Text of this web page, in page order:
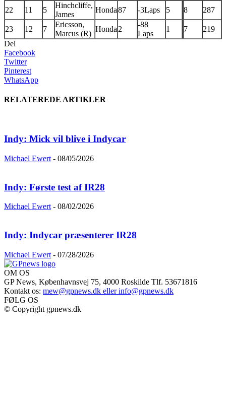
22 11 5
Hinchcliffe,
James
Honda87 -3Laps 5 8 287
23 12 7
Ericsson,
Marcus (R)
Honda 2
-88
Laps
1 7
219
Del
Facebook
Twitter
Pinterest
WhatsApp
RELATEREDE ARTIKLER
Indy: Mick vil blive i Indycar
Michael Ewert - 08/05/2026
Indy: Første test af IR28
Michael Ewert - 08/02/2026
Indy: Indycar præsenterer IR28
Michael Ewert - 07/28/2026
OM OS
GP News, Københavnsvej 75, 4000 Roskilde Tlf. 53671816
Kontakt os: mew@gpnews.dk eller info@gpnews.dk
FØLG OS
© Copyright gpnews.dk